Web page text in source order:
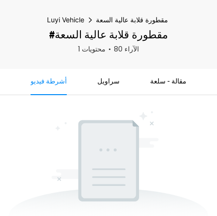
Luyi Vehicle مقطورة قلابة عالية السعة
#مقطورة قلابة عالية السعة
1 محتويات 80 الآراء
أشرطة فيديو سراويل مقالة - سلعة